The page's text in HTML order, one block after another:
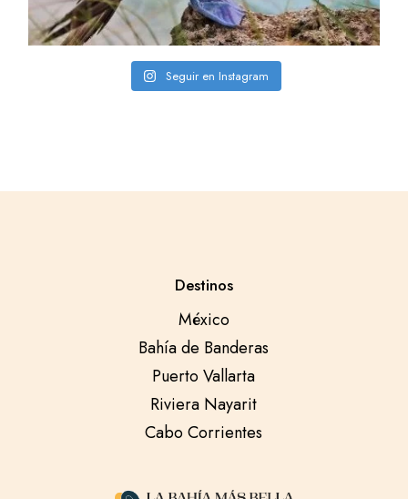
Seguir en Instagram
Destinos
México
Bahía de Banderas
Puerto Vallarta
Riviera Nayarit
Cabo Corrientes